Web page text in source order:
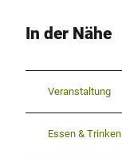
In der Nähe
Veranstaltung
Essen & Trinken